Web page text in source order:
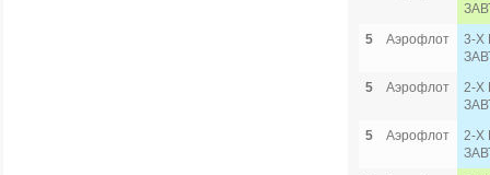
5
Аэрофлот
3-Х
5
Аэрофлот
2-Х
5
Аэрофлот
2-Х